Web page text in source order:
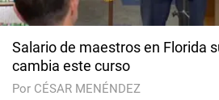
Salario de maestros en Florida
cambia este curso
Por CÉSAR MENÉNDEZ